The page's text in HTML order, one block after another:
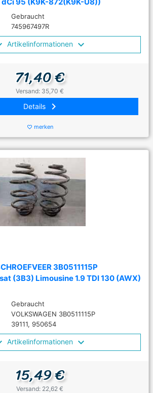
Gebraucht
745967497R
Artikelinformationen
71,40 €
Versand: 35,70 €
Details keyboard_arrow_right
favorite_border merken
3B0511115P
(3B3) Limousine 1.9 TDI 130 (AWX)
Gebraucht
VOLKSWAGEN 3B0511115P
39111, 950654
Artikelinformationen
15,49 €
Versand: 22,62 €